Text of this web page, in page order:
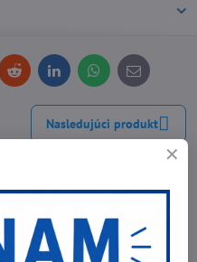
Reddit LinkedInWhatsApp
E-
mail
Nasledujúci produkt